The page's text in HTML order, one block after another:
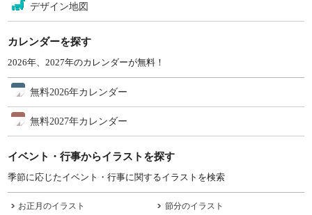
デザイン地図
カレンダーを探す
2026年、2027年のカレンダーが無料！
無料2026年カレンダー
無料2027年カレンダー
イベント・行事からイラストを探す
季節に応じたイベント・行事に関するイラストを検索
お正月のイラスト 節分のイラスト